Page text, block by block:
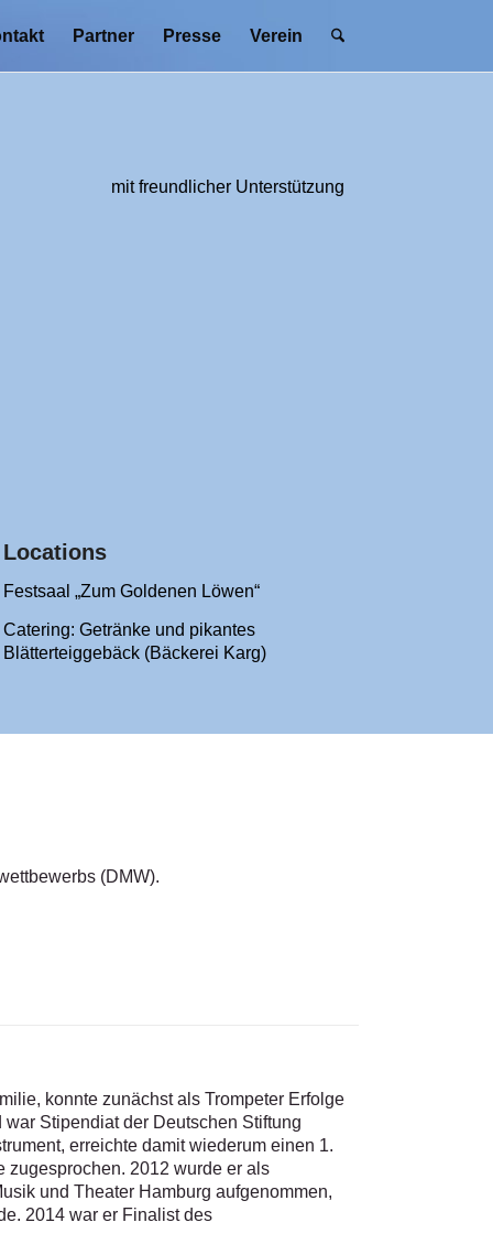
Partner Presse Verein
mit freundlicher Unterstützung
Locations
Festsaal „Zum Goldenen Löwen“
Catering: Getränke und pikantes
Blätterteiggebäck (Bäckerei Karg)
(DMW).
konnte zunächst als Trompeter Erfolge
Stipendiat der Deutschen Stiftung
erreichte damit wiederum einen 1.
zugesprochen. 2012 wurde er als
und Theater Hamburg aufgenommen,
2014 war er Finalist des